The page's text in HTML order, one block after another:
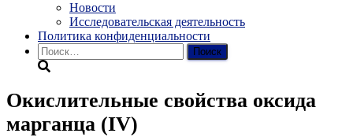
Новости
Исследовательская деятельность
Политика конфиденциальности
Найти:
Окислительные свойства оксида
марганца (IV)